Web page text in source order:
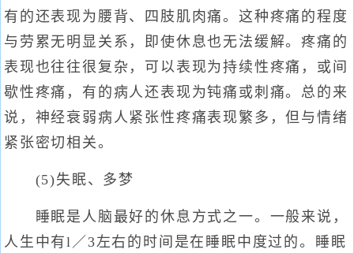
有的还表现为腰背、四肢肌肉痛。这种疼痛的程度
与劳累无明显关系，即使休息也无法缓解。疼痛的
表现也往往很复杂，可以表现为持续性疼痛，或间
歇性疼痛，有的病人还表现为钝痛或刺痛。总的来
说，神经衰弱病人紧张性疼痛表现繁多，但与情绪
紧张密切相关。
(5)失眠、多梦
睡眠是人脑最好的休息方式之一。一般来说，
人生中有l／3左右的时间是在睡眠中度过的。睡眠